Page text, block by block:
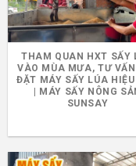
THAM QUAN HXT SẤY
VÀO MÙA MƯA, TƯ
ĐẶT MÁY SẤY LÚA HIỆU
| MÁY SẤY NÔNG
SUNSAY